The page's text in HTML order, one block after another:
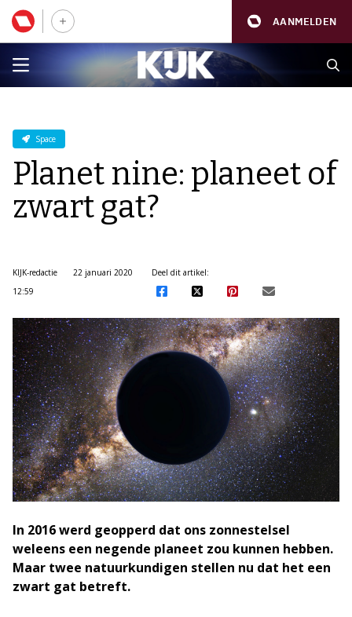
AANMELDEN
Space
Planet nine: planeet of
zwart gat?
KIJK-redactie
22 januari 2020
12:59
Deel dit artikel:
In 2016 werd geopperd dat ons zonnestelsel
weleens een negende planeet zou kunnen hebben.
Maar twee natuurkundigen stellen nu dat het een
zwart gat betreft.